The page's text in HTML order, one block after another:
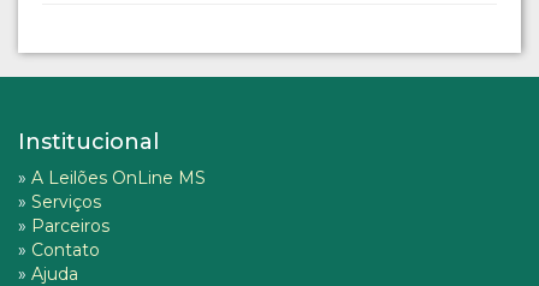
Institucional
» A Leilões OnLine MS
» Serviços
» Parceiros
» Contato
» Ajuda